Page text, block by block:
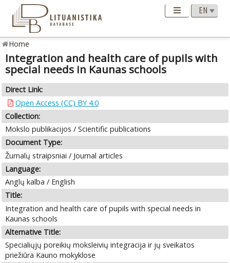
Home
Integration and health care of pupils with
special needs in Kaunas schools
Direct Link:
Open Access (CC) BY 4.0
Collection:
Mokslo publikacijos / Scientific publications
Document Type:
Žurnalų straipsniai / Journal articles
Language:
Anglų kalba / English
Title:
Integration and health care of pupils with special needs in
Kaunas schools
Alternative Title:
Specialiųjų poreikių moksleivių integracija ir jų sveikatos
priežiūra Kauno mokyklose